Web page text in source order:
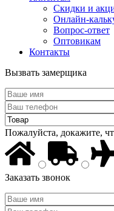
Скидки и
Онлайн-
Вопрос-ответ
Оптовикам
Контакты
Вызвать замерщика
Пожалуйста, докажите,
Заказать звонок